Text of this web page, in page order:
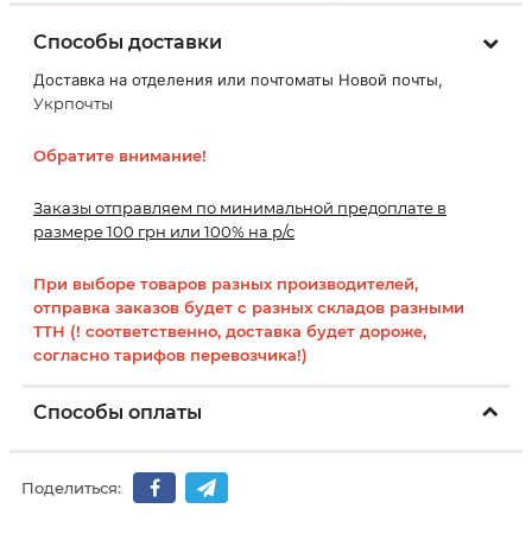
Способы доставки
Доставка на отделения или почтоматы Новой почты,
Укрпочты
Обратите внимание!
Заказы отправляем по минимальной предоплате в
размере 100 грн или 100% на р/с
При выборе товаров разных производителей,
отправка заказов будет с разных складов разными
ТТН (! соответственно, доставка будет дороже,
согласно тарифов перевозчика!)
Способы оплаты
Поделиться: